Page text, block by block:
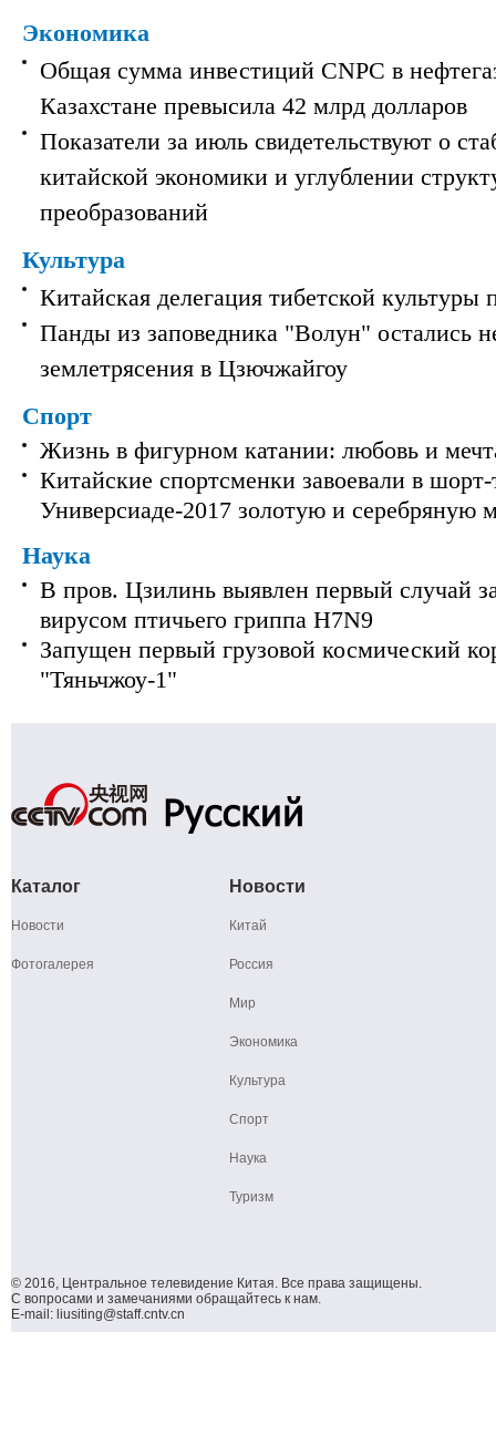
Экономика
Общая сумма инвестиций CNPC в
Казахстане превысила 42 млрд долларов
Показатели за июль свидетельствуют о
китайской экономики и углублении
преобразований
Культура
Китайская делегация тибетской культуры
Панды из заповедника "Волун" остались
землетрясения в Цзючжайгоу
Спорт
Жизнь в фигурном катании: любовь и
Китайские спортсменки завоевали в шорт-
Универсиаде-2017 золотую и серебряную
Наука
В пров. Цзилинь выявлен первый случай
вирусом птичьего гриппа H7N9
Запущен первый грузовой космический
"Тяньчжоу-1"
Каталог
Новости
Фотогалерея
Новости
Китай
Россия
Мир
Экономика
Культура
Спорт
Наука
Туризм
© 2016, Центральное телевидение Китая. Все права защищены.
С вопросами и замечаниями обращайтесь к нам.
E-mail: liusiting@staff.cntv.cn